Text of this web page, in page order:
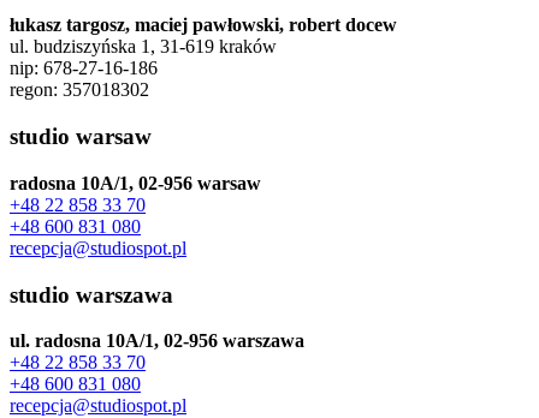
łukasz targosz, maciej pawłowski, robert docew
ul. budziszyńska 1, 31-619 kraków
nip: 678-27-16-186
regon: 357018302
studio warsaw
radosna 10A/1, 02-956 warsaw
+48 22 858 33 70
+48 600 831 080
recepcja@studiospot.pl
studio warszawa
ul. radosna 10A/1, 02-956 warszawa
+48 22 858 33 70
+48 600 831 080
recepcja@studiospot.pl